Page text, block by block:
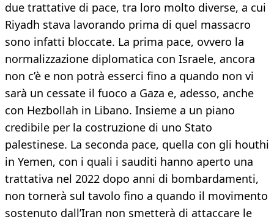
due trattative di pace, tra loro molto diverse, a cui
Riyadh stava lavorando prima di quel massacro
sono infatti bloccate. La prima pace, ovvero la
normalizzazione diplomatica con Israele, ancora
non c’è e non potrà esserci fino a quando non vi
sarà un cessate il fuoco a Gaza e, adesso, anche
con Hezbollah in Libano. Insieme a un piano
credibile per la costruzione di uno Stato
palestinese. La seconda pace, quella con gli houthi
in Yemen, con i quali i sauditi hanno aperto una
trattativa nel 2022 dopo anni di bombardamenti,
non tornerà sul tavolo fino a quando il movimento
sostenuto dall’Iran non smetterà di attaccare le